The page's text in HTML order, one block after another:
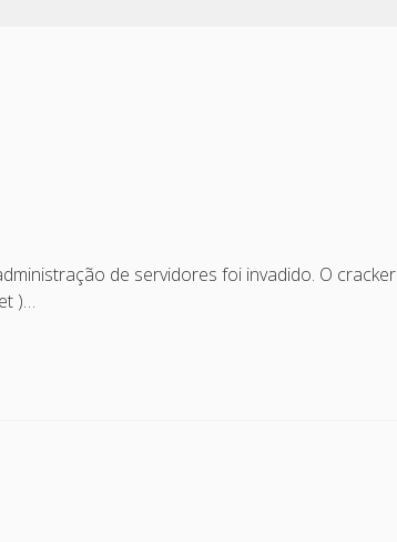
de servidores foi invadido. O cracker
)…